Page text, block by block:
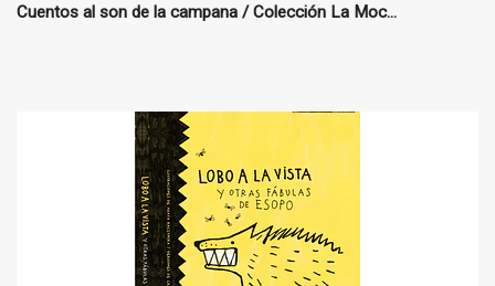
Cuentos al son de la campana / Colección La Moc...